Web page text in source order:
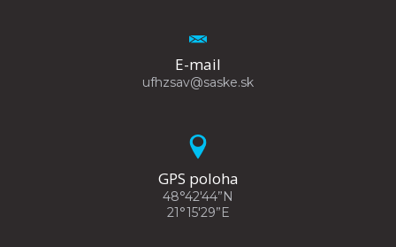
E-mail
ufhzsav@saske.sk
GPS poloha
48°42'44”N
21°15'29”E